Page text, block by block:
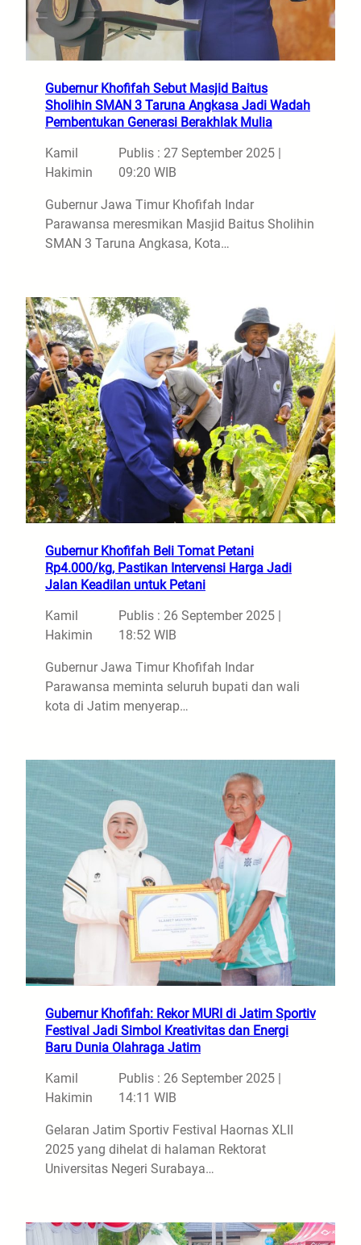
Gubernur Khofifah Sebut Masjid Baitus
Sholihin SMAN 3 Taruna Angkasa Jadi Wadah
Pembentukan Generasi Berakhlak Mulia
Kamil
Hakimin
Publis : 27 September 2025 |
09:20 WIB
Gubernur Jawa Timur Khofifah Indar
Parawansa meresmikan Masjid Baitus Sholihin
SMAN 3 Taruna Angkasa, Kota…
Gubernur Khofifah Beli Tomat Petani
Rp4.000/kg, Pastikan Intervensi Harga Jadi
Jalan Keadilan untuk Petani
Kamil
Hakimin
Publis : 26 September 2025 |
18:52 WIB
Gubernur Jawa Timur Khofifah Indar
Parawansa meminta seluruh bupati dan wali
kota di Jatim menyerap…
Gubernur Khofifah: Rekor MURI di Jatim Sportiv
Festival Jadi Simbol Kreativitas dan Energi
Baru Dunia Olahraga Jatim
Kamil
Hakimin
Publis : 26 September 2025 |
14:11 WIB
Gelaran Jatim Sportiv Festival Haornas XLII
2025 yang dihelat di halaman Rektorat
Universitas Negeri Surabaya…